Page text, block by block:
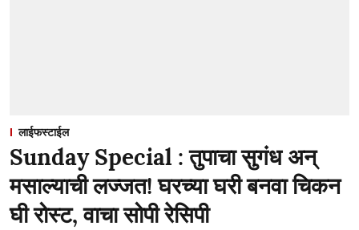
लाईफस्टाईल
Sunday Special : तुपाचा सुगंध अन्
मसाल्याची लज्जत! घरच्या घरी बनवा चिकन
घी रोस्ट, वाचा सोपी रेसिपी